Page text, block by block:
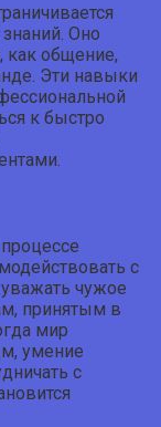
Оно
как общение,
Эти навыки
к быстро
с
чужое
принятым в
мир
умение
с